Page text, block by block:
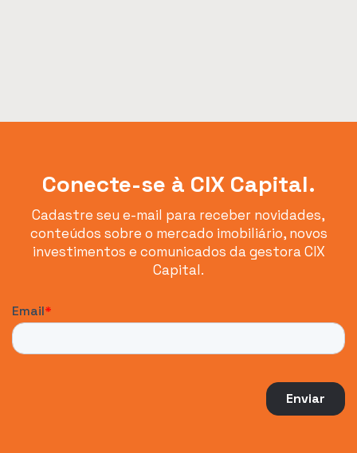
Conecte-se à CIX Capital.
Cadastre seu e-mail para receber novidades,
conteúdos sobre o mercado imobiliário, novos
investimentos e comunicados da gestora CIX
Capital.